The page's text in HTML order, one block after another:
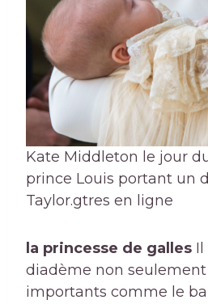
Kate Middleton le jour
prince Louis portant un
Taylor.gtres en ligne
la princesse de galles Il
diadème non
importants comme le